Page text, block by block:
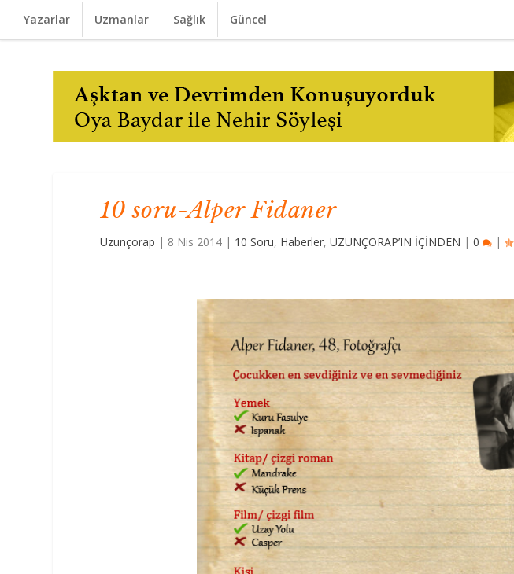
Yazarlar Uzmanlar Sağlık Güncel
10 soru-Alper Fidaner
Uzunçorap | 8 Nis 2014 | 10 Soru, Haberler,UZUNÇORAP’IN İÇİNDEN |0 |